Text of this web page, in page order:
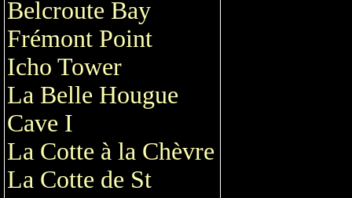
Belcroute Bay
Frémont Point
Icho Tower
La Belle Hougue
Cave I
La Cotte à la Chèvre
La Cotte de St